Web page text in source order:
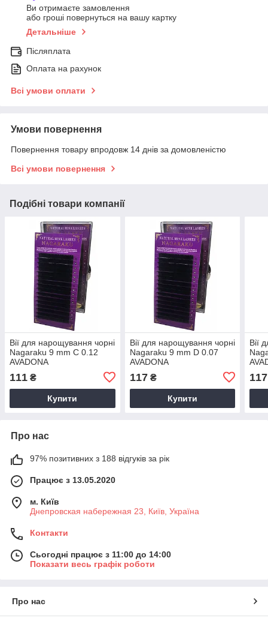
Ви отримаєте замовлення
або гроші повернуться на вашу картку
Детальніше
Післяплата
Оплата на рахунок
Всі умови оплати
Умови повернення
Повернення товару впродовж 14 днів за домовленістю
Всі умови повернення
Подібні товари компанії
Вії для нарощування чорні
Nagaraku 9 mm C 0.12
AVADONA
111 ₴
Купити
Вії для нарощування чорні
Nagaraku 9 mm D 0.07
AVADONA
117₴
Купити
Вії
117
Про нас
97% позитивних з 188 відгуків за рік
Працює з 13.05.2020
м. Київ
Днепровская набережная 23, Київ, Україна
Контакти
Сьогодні працює з 11:00 до 14:00
Показати весь графік роботи
Про нас